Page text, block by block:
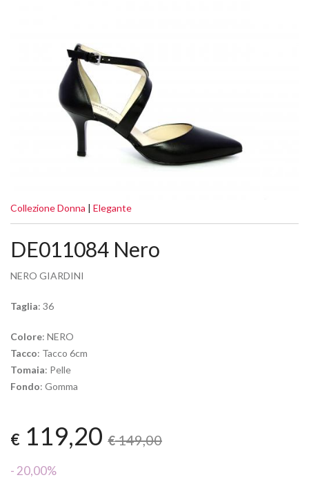
Collezione Donna | Elegante
DE011084 Nero
NERO GIARDINI
Taglia: 36
Colore: NERO
Tacco: Tacco 6cm
Tomaia: Pelle
Fondo: Gomma
€ 119,20 €149,00
- 20,00%